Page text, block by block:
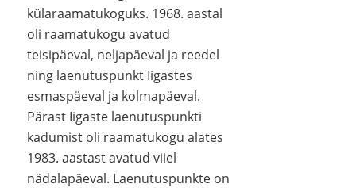
külaraamatukoguks. 1968. aastal
oli raamatukogu avatud
teisipäeval, neljapäeval ja reedel
ning laenutuspunkt Iigastes
esmaspäeval ja kolmapäeval.
Pärast Iigaste laenutuspunkti
kadumist oli raamatukogu alates
1983. aastast avatud viiel
nädalapäeval. Laenutuspunkte on